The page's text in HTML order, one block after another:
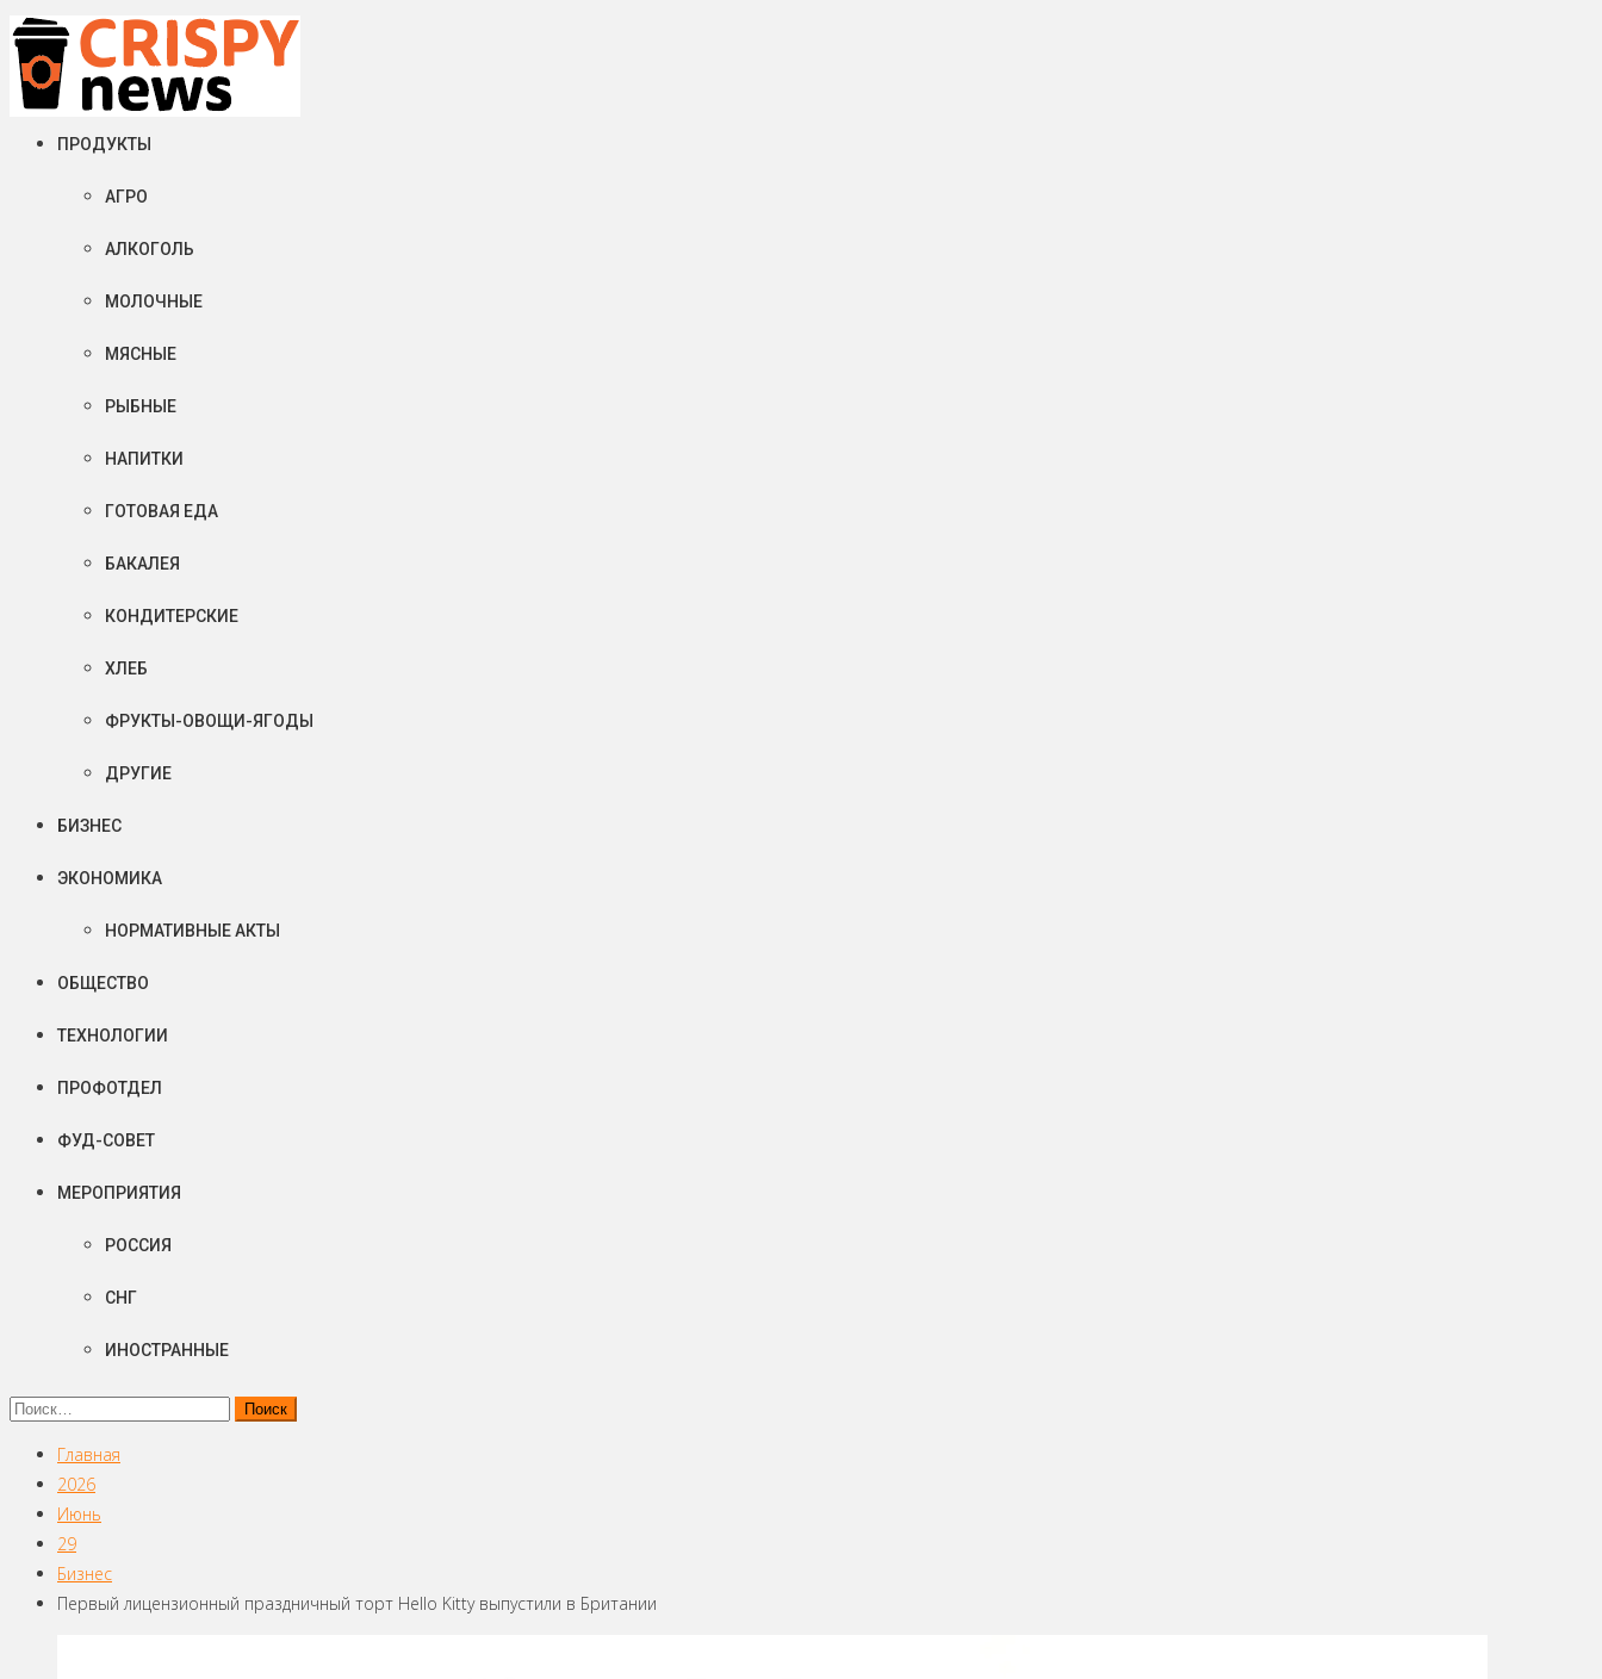
Четверг, 06 августа, 2026
Crispy News/Криспи Ньюс
События и тенденции рынка пищевой промышленности в России и мире
ПРОДУКТЫ
АГРО
АЛКОГОЛЬ
МОЛОЧНЫЕ
МЯСНЫЕ
РЫБНЫЕ
НАПИТКИ
ГОТОВАЯ ЕДА
БАКАЛЕЯ
КОНДИТЕРСКИЕ
ХЛЕБ
ФРУКТЫ-ОВОЩИ-ЯГОДЫ
ДРУГИЕ
БИЗНЕС
ЭКОНОМИКА
НОРМАТИВНЫЕ АКТЫ
ОБЩЕСТВО
ТЕХНОЛОГИИ
ПРОФОТДЕЛ
ФУД-СОВЕТ
МЕРОПРИЯТИЯ
РОССИЯ
СНГ
ИНОСТРАННЫЕ
Найти:
Главная
2026
Июнь
29
Бизнес
Первый лицензионный праздничный торт Hello Kitty выпустили в Британии